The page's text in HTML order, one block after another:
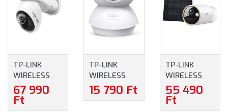
TP-LINK
WIRELESS
KAMERA
CLOUD
67 990
Ft
TP-LINK
WIRELESS
KAMERA
CLOUD
15 790 Ft
TP-LINK
WIRELESS
KAMERA
CLOUD
55 490
Ft